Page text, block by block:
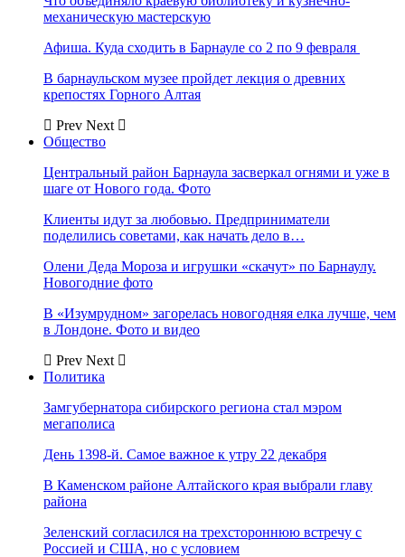
механическую мастерскую
Афиша. Куда сходить в Барнауле со 2 по 9 февраля
В барнаульском музее пройдет лекция о древних
крепостях Горного Алтая
Prev Next
Общество
Центральный район Барнаула засверкал огнями и уже в
шаге от Нового года. Фото
Клиенты идут за любовью. Предприниматели
поделились советами, как начать дело в…
Олени Деда Мороза и игрушки «скачут» по Барнаулу.
Новогодние фото
В «Изумрудном» загорелась новогодняя елка лучше, чем
в Лондоне. Фото и видео
Prev Next
Политика
Замгубернатора сибирского региона стал мэром
мегаполиса
День 1398-й. Самое важное к утру 22 декабря
В Каменском районе Алтайского края выбрали главу
района
Зеленский согласился на трехстороннюю встречу с
Россией и США, но с условием